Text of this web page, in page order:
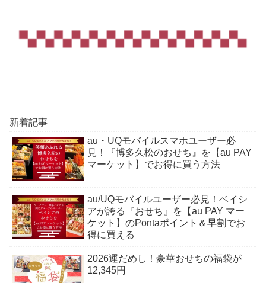
新着記事
au・UQモバイルスマホユーザー必
見！『博多久松のおせち』を【au PAY
マーケット】でお得に買う方法
au/UQモバイルユーザー必見！ベイシ
アが誇る『おせち』を【au PAY マー
ケット】のPontaポイント＆早割でお
得に買える
2026運だめし！豪華おせちの福袋が
12,345円